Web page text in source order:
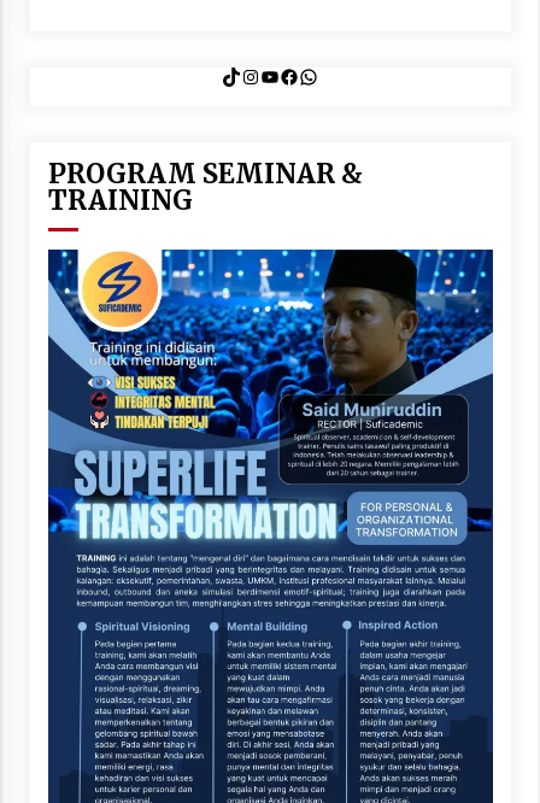
TikTok
Instagram
YouTube
Facebook
WhatsApp
PROGRAM SEMINAR &
TRAINING